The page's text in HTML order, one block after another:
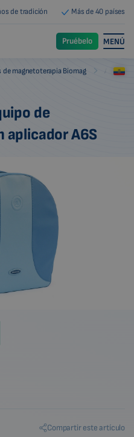
de tradición Más de 40 países
Pruébelo MENÚ
magnetoterapia Biomag
de
aplicador A6S
Compartir este artículo